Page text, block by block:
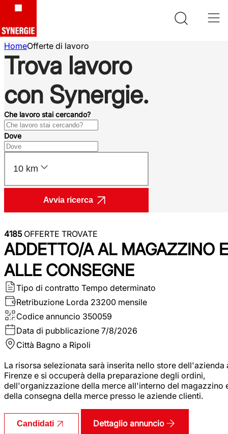
HomeOfferte di lavoro
Trova lavoro
con Synergie.
Che lavoro stai cercando?
Dove
10 km
Avvia ricerca
4185OFFERTE TROVATE
ADDETTO/A AL MAGAZZINO E
ALLE CONSEGNE
Tipo di contratto Tempo determinato
Retribuzione Lorda 23200 mensile
Codice annuncio 350059
Data di pubblicazione 7/8/2026
Città Bagno a Ripoli
La risorsa selezionata sarà inserita nello store dell'azienda
Firenze e si occuperà della preparazione degli ordini,
dell'organizzazione della merce all'interno del magazzino
della consegna della merce presso le aziende clienti.
Candidati Dettaglio annuncio